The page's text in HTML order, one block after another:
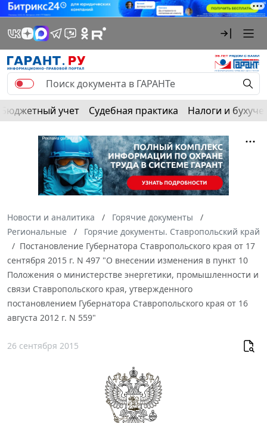
Бюджетный учет Судебная практика Налоги и
Новости и аналитика
Горячие документы
Региональные
Горячие документы. Ставропольский край
Постановление Губернатора Ставропольского края от 17
сентября 2015 г. N 497 "О внесении изменения в пункт 10
Положения о министерстве энергетики, промышленности и
связи Ставропольского края, утвержденного
постановлением Губернатора Ставропольского края от 16
августа 2012 г. N 559"
26 сентября 2015